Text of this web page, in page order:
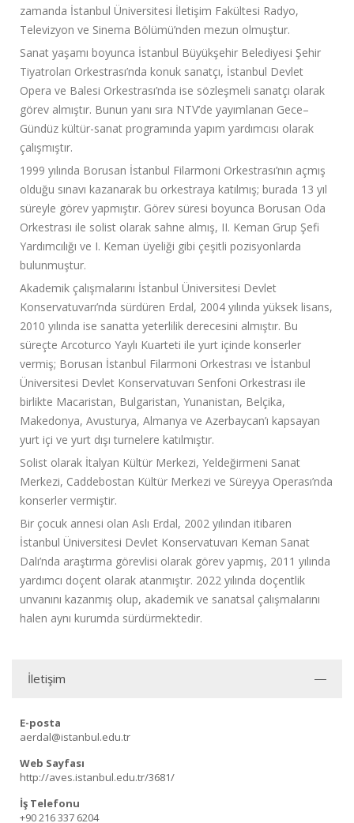
zamanda İstanbul Üniversitesi İletişim Fakültesi Radyo,
Televizyon ve Sinema Bölümü’nden mezun olmuştur.
Sanat yaşamı boyunca İstanbul Büyükşehir Belediyesi Şehir
Tiyatroları Orkestrası’nda konuk sanatçı, İstanbul Devlet
Opera ve Balesi Orkestrası’nda ise sözleşmeli sanatçı olarak
görev almıştır. Bunun yanı sıra NTV’de yayımlanan Gece–
Gündüz kültür-sanat programında yapım yardımcısı olarak
çalışmıştır.
1999 yılında Borusan İstanbul Filarmoni Orkestrası’nın açmış
olduğu sınavı kazanarak bu orkestraya katılmış; burada 13 yıl
süreyle görev yapmıştır. Görev süresi boyunca Borusan Oda
Orkestrası ile solist olarak sahne almış, II. Keman Grup Şefi
Yardımcılığı ve I. Keman üyeliği gibi çeşitli pozisyonlarda
bulunmuştur.
Akademik çalışmalarını İstanbul Üniversitesi Devlet
Konservatuvarı’nda sürdüren Erdal, 2004 yılında yüksek lisans,
2010 yılında ise sanatta yeterlilik derecesini almıştır. Bu
süreçte Arcoturco Yaylı Kuarteti ile yurt içinde konserler
vermiş; Borusan İstanbul Filarmoni Orkestrası ve İstanbul
Üniversitesi Devlet Konservatuvarı Senfoni Orkestrası ile
birlikte Macaristan, Bulgaristan, Yunanistan, Belçika,
Makedonya, Avusturya, Almanya ve Azerbaycan’ı kapsayan
yurt içi ve yurt dışı turnelere katılmıştır.
Solist olarak İtalyan Kültür Merkezi, Yeldeğirmeni Sanat
Merkezi, Caddebostan Kültür Merkezi ve Süreyya Operası’nda
konserler vermiştir.
Bir çocuk annesi olan Aslı Erdal, 2002 yılından itibaren
İstanbul Üniversitesi Devlet Konservatuvarı Keman Sanat
Dalı’nda araştırma görevlisi olarak görev yapmış, 2011 yılında
yardımcı doçent olarak atanmıştır. 2022 yılında doçentlik
unvanını kazanmış olup, akademik ve sanatsal çalışmalarını
halen aynı kurumda sürdürmektedir.
İletişim
E-posta
aerdal@istanbul.edu.tr
Web Sayfası
http://aves.istanbul.edu.tr/3681/
İş Telefonu
+90 216 337 6204